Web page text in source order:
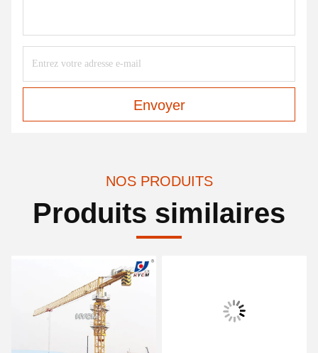
Envoyer
NOS PRODUITS
Produits similaires